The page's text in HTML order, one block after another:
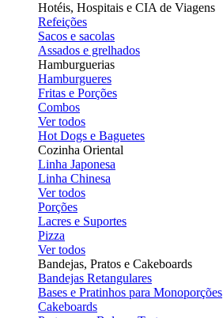
Hotéis, Hospitais e CIA de Viagens
Refeições
Sacos e sacolas
Assados e grelhados
Hamburguerias
Hamburgueres
Fritas e Porções
Combos
Ver todos
Hot Dogs e Baguetes
Cozinha Oriental
Linha Japonesa
Linha Chinesa
Ver todos
Porções
Lacres e Suportes
Pizza
Ver todos
Bandejas, Pratos e Cakeboards
Bandejas Retangulares
Bases e Pratinhos para Monoporções
Cakeboards